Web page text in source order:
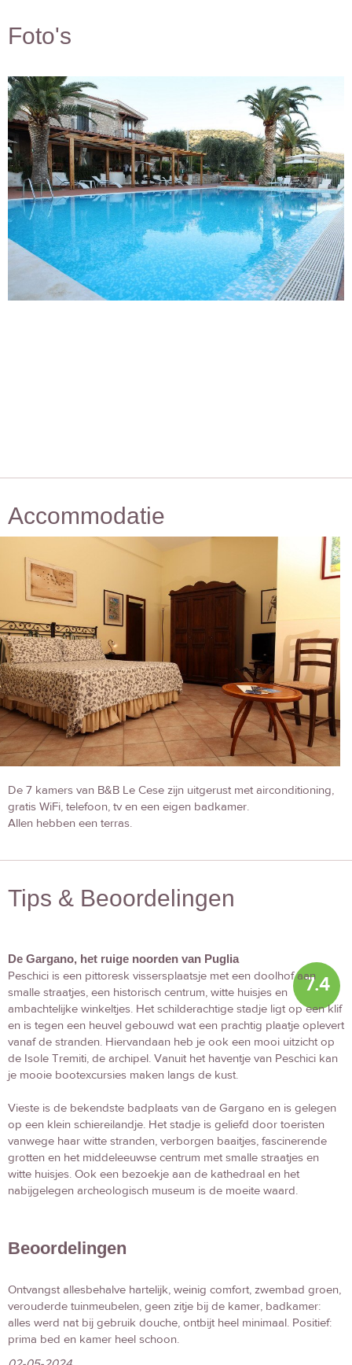
Foto's
Accommodatie
De 7 kamers van B&B Le Cese zijn uitgerust met airconditioning,
gratis WiFi, telefoon, tv en een eigen badkamer.
Allen hebben een terras.
Tips & Beoordelingen
7.4
De Gargano, het ruige noorden van Puglia
Peschici is een pittoresk vissersplaatsje met een doolhof aan
smalle straatjes, een historisch centrum, witte huisjes en
ambachtelijke winkeltjes. Het schilderachtige stadje ligt op een klif
en is tegen een heuvel gebouwd wat een prachtig plaatje oplevert
vanaf de stranden. Hiervandaan heb je ook een mooi uitzicht op
de Isole Tremiti, de archipel. Vanuit het haventje van Peschici kan
je mooie bootexcursies maken langs de kust.
Vieste is de bekendste badplaats van de Gargano en is gelegen
op een klein schiereilandje. Het stadje is geliefd door toeristen
vanwege haar witte stranden, verborgen baaitjes, fascinerende
grotten en het middeleeuwse centrum met smalle straatjes en
witte huisjes. Ook een bezoekje aan de kathedraal en het
nabijgelegen archeologisch museum is de moeite waard.
Beoordelingen
Ontvangst allesbehalve hartelijk, weinig comfort, zwembad groen,
verouderde tuinmeubelen, geen zitje bij de kamer, badkamer:
alles werd nat bij gebruik douche, ontbijt heel minimaal. Positief:
prima bed en kamer heel schoon.